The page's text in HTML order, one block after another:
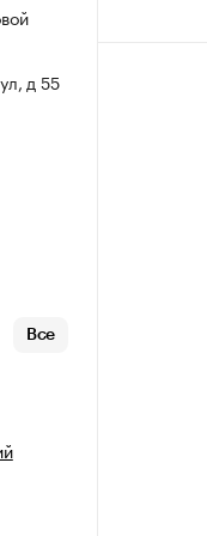
д 55
Все